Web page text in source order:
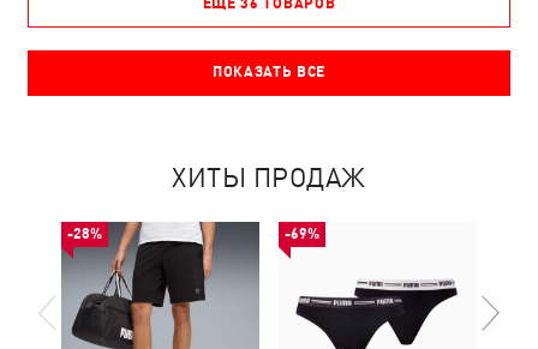
ЕЩЁ 36 ТОВАРОВ
ПОКАЗАТЬ ВСЕ
ХИТЫ ПРОДАЖ
-28% -69%